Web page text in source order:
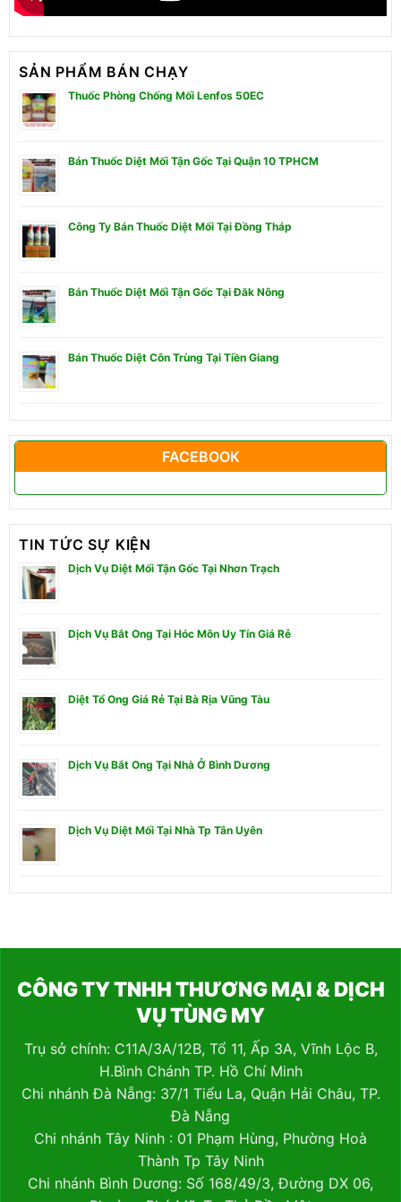
SẢN PHẨM BÁN CHẠY
Thuốc Phòng Chống Mối Lenfos 50EC
Bán Thuốc Diệt Mối Tận Gốc Tại Quận 10 TPHCM
Công Ty Bán Thuốc Diệt Mối Tại Đồng Tháp
Bán Thuốc Diệt Mối Tận Gốc Tại Đăk Nông
Bán Thuốc Diệt Côn Trùng Tại Tiền Giang
FACEBOOK
TIN TỨC SỰ KIỆN
Dịch Vụ Diệt Mối Tận Gốc Tại Nhơn Trạch
Dịch Vụ Bắt Ong Tại Hóc Môn Uy Tín Giá Rẻ
Diệt Tổ Ong Giá Rẻ Tại Bà Rịa Vũng Tàu
Dịch Vụ Bắt Ong Tại Nhà Ở Bình Dương
Dịch Vụ Diệt Mối Tại Nhà Tp Tân Uyên
CÔNG TY TNHH THƯƠNG MẠI & DỊCH
VỤ TÙNG MY
Trụ sở chính: C11A/3A/12B, Tổ 11, Ấp 3A, Vĩnh Lộc B,
H.Bình Chánh TP. Hồ Chí Minh
Chi nhánh Đà Nẵng: 37/1 Tiểu La, Quận Hải Châu, TP.
Đà Nẵng
Chi nhánh Tây Ninh : 01 Phạm Hùng, Phường Hoà
Thành Tp Tây Ninh
Chi nhánh Bình Dương: Số 168/49/3, Đường DX 06,